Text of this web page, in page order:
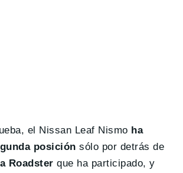
el Nissan Leaf Nismo ha
posiciónsólo por detrás de
Roadster que ha participado, y